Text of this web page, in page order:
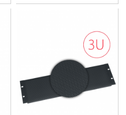
VTF3
Ouverture à 25%